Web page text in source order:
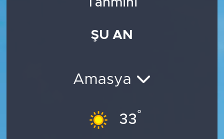
Tahmini
ŞU AN
Amasya
33°
BİLİM-TEKNOLOJİ
Tüm Manşetler
Son Dakika Haberleri